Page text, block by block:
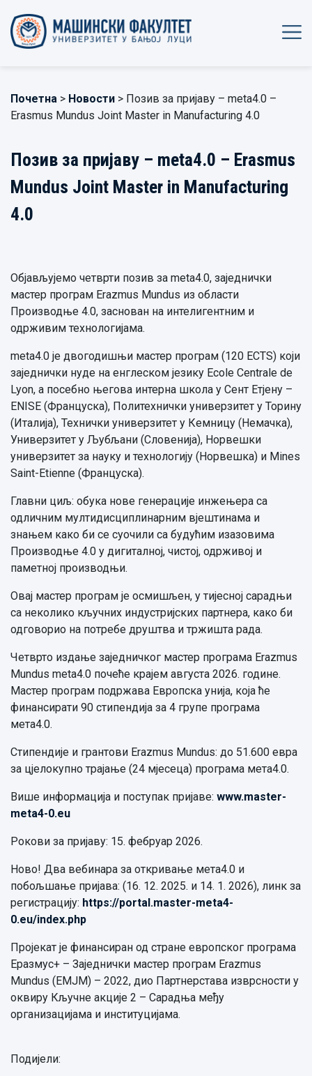
Почетна > Новости > Позив за пријаву – meta4.0 –
Erasmus Mundus Joint Master in Manufacturing 4.0
Позив за пријаву – meta4.0 – Erasmus
Mundus Joint Master in Manufacturing
4.0
Објављујемо четврти позив за meta4.0, заједнички
мастер програм Erazmus Mundus из области
Производње 4.0, заснован на интелигентним и
одрживим технологијама.
meta4.0 је двогодишњи мастер програм (120 ECTS) који
заједнички нуде на енглеском језику Ecole Centrale de
Lyon, а посебно његова интерна школа у Сент Етјену –
ENISE (Француска), Политехнички универзитет у Торину
(Италија), Технички универзитет у Кемницу (Немачка),
Универзитет у Љубљани (Словенија), Норвешки
универзитет за науку и технологију (Норвешка) и Mines
Saint-Etienne (Француска).
Главни циљ: обука нове генерације инжењера са
одличним мултидисциплинарним вјештинама и
знањем како би се суочили са будућим изазовима
Производње 4.0 у дигиталној, чистој, одрживој и
паметној производњи.
Овај мастер програм је осмишљен, у тијесној сарадњи
са неколико кључних индустријских партнера, како би
одговорио на потребе друштва и тржишта рада.
Четврто издање заједничког мастер програма Erazmus
Mundus meta4.0 почеће крајем августа 2026. године.
Мастер програм подржава Европска унија, која ће
финансирати 90 стипендија за 4 групе програма
мета4.0.
Стипендије и грантови Erazmus Mundus: до 51.600 евра
за цјелокупно трајање (24 мјесеца) програма мета4.0.
Више информација и поступак пријаве: www.master-
meta4-0.eu
Рокови за пријаву: 15. фебруар 2026.
Ново! Два вебинара за откривање мета4.0 и
побољшање пријава: (16. 12. 2025. и 14. 1. 2026), линк за
регистрацију: https://portal.master-meta4-
0.eu/index.php
Пројекат је финансиран од стране европског програма
Еразмус+ – Заједнички мастер програм Erazmus
Mundus (EMJM) – 2022, дио Партнерстава изврсности у
оквиру Кључне акције 2 – Сарадња међу
организацијама и институцијама.
Подијели: